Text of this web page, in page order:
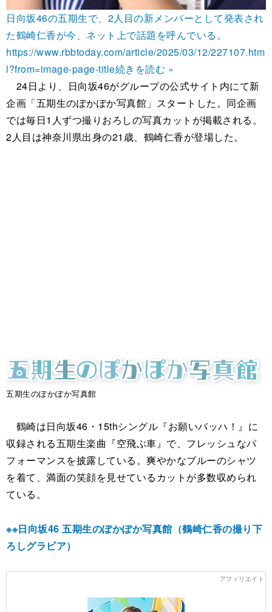
日向坂46の五期生で、2人目の新メンバーとして発表され
た鶴崎仁香が今、ネット上で話題を呼んでいる。
https://www.rbbtoday.com/article/2025/03/12/227107.htm
l?from=image-page-title続きを読む »
24日より、日向坂46がグループの公式サイト内にて新
企画「五期生のぽかぽか写真館」スタートした。同企画
では毎日1人ずつ撮りおろしの写真カットが掲載される。
2人目は神奈川県出身の21歳、鶴崎仁香が登場した。
五期生のぽかぽか写真館
鶴崎は日向坂46・15thシングル『お願いバッハ！』に
収録される五期生楽曲『空飛ぶ車』で、フレッシュなパ
フォーマンスを披露している。爽やかなブルーのシャツ
を着て、満面の笑顔を見せているカットが多数収められ
ている。
※※日向坂46 五期生のぽかぽか写真館（鶴崎仁香の撮り下
ろしグラビア）